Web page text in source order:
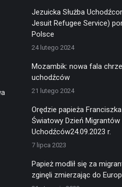
Jezuicka Służba
Jesuit Refugee Service)
Polsce
24 lutego 2024
Mozambik: nowa fala
uchodźców
21 lutego 2024
Orędzie papieża
Światowy Dzień Migrantów
Uchodźców24.09.2023 r.
7 lipca 2023
Papież modlił się za
zginęli zmierzając do